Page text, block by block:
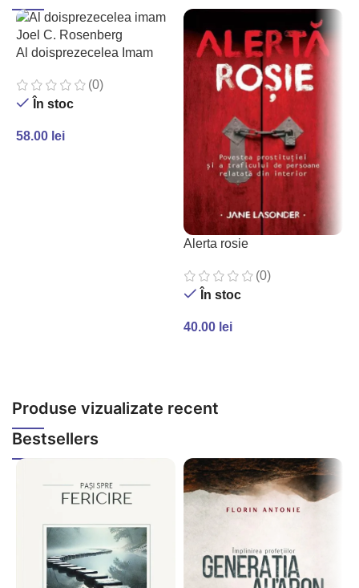
Al doisprezecelea Imam
(0)
În stoc
58.00 lei
Alerta rosie
(0)
În stoc
40.00 lei
Produse vizualizate recent
Bestsellers